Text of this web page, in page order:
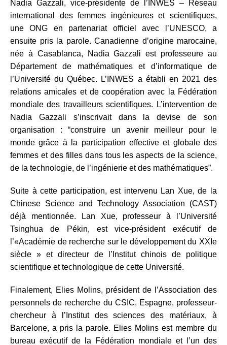
Nadia Gazzali, vice-présidente de l’INWES – Réseau
international des femmes ingénieures et scientifiques,
une ONG en partenariat officiel avec l’UNESCO, a
ensuite pris la parole. Canadienne d’origine marocaine,
née à Casablanca, Nadia Gazzali est professeure au
Département de mathématiques et d’informatique de
l’Université du Québec.
L’INWES a établi en 2021 des
relations amicales et de coopération avec la Fédération
mondiale des travailleurs scientifiques. L’intervention de
Nadia Gazzali s’inscrivait dans la devise de son
organisation : “construire un avenir meilleur pour le
monde grâce à la participation effective et globale des
femmes et des filles dans tous les aspects de la science,
de la technologie, de l’ingénierie et des mathématiques”.
Suite à cette participation, est intervenu Lan Xue, de la
Chinese Science and Technology Association (CAST)
déjà mentionnée. Lan Xue, professeur à l’Université
Tsinghua de Pékin, est vice-président exécutif de
l’«Académie de recherche sur le développement du XXIe
siècle » et directeur de l’Institut chinois de politique
scientifique et technologique de cette Université.
Finalement, Elies Molins, président de l’Association des
personnels de recherche du CSIC, Espagne, professeur-
chercheur à l’Institut des sciences des matériaux, à
Barcelone, a pris la parole. Elies Molins est membre du
bureau exécutif de la Fédération mondiale et l’un des